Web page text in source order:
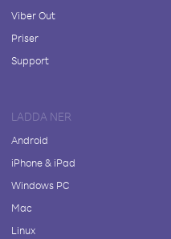
Viber Out
Priser
Support
LADDA NER
Android
iPhone & iPad
Windows PC
Mac
Linux